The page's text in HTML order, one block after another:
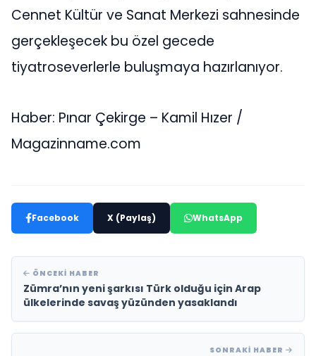
Cennet Kültür ve Sanat Merkezi sahnesinde
gerçekleşecek bu özel gecede
tiyatroseverlerle buluşmaya hazırlanıyor.
Haber: Pınar Çekirge – Kamil Hızer /
Magazinname.com
Facebook X (Paylaş) WhatsApp
ÖNCEKI HABER
Zümra’nın yeni şarkısı Türk olduğu için Arap
ülkelerinde savaş yüzünden yasaklandı
SONRAKI HABER